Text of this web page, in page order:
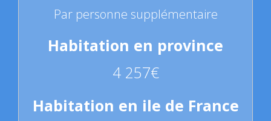
Par personne supplémentaire
4 257€